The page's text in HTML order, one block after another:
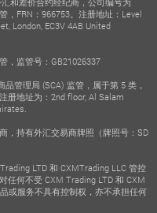
，FRN：966753。注册地址：Level
London, EC3V 4AB United
，监管号：GB21026337
管理局 (SCA) 监管，属于第 5 类，
册地址为：2nd floor, Al Salam
，持有外汇交易商牌照（牌照号：SD
LTD 和 CXMTrading LLC 管控
任何不受 CXM Trading LTD 和 CXM
或服务不具有控制权，亦不承担任何